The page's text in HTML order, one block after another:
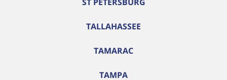
TALLAHASSEE
TAMARAC
TAMPA